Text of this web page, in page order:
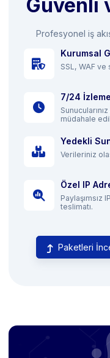
Güvenli
Profesyonel iş
Kurumsal
SSL, WAF
7/24 İzleme
müdahale
Yedekli
Verileriniz
Özel IP
Paylaşımsız
teslimatı.
Paketleri